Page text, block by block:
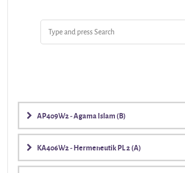
AP409W2 - Agama Islam (B)
KA406W2 - Hermeneutik PL 2 (A)